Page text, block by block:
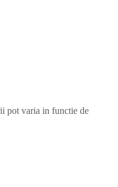
pot varia in functie de